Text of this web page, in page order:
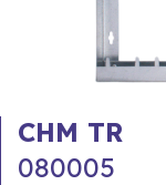
CHM TR
080005